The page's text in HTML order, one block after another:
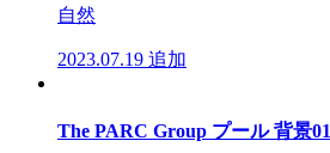
自然
2023.07.19 追加
The PARC Group プール 背景01